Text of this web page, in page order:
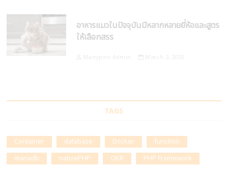
อาหารแมวในปัจจุบันมีหลากหลายยี่ห้อและสูตร
ให้เลือกสรร
TAGS
Container database Docker
function
mariadb
nativePHP OKR
PHP Framework